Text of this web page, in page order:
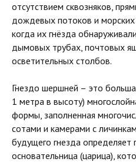
отсутствием сквозняков,
дождевых потоков и морских
когда их гнёзда
дымовых трубах, почтовых
осветительных столбов.
Гнездо шершней – это
1 метра в высоту)
формы, заполненная
сотами и камерами с
будущего гнезда
основательница (царица),